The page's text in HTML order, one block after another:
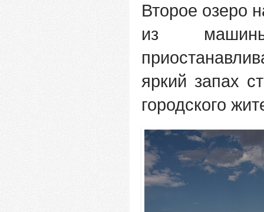
Второе озеро
из
яркий запах
городского